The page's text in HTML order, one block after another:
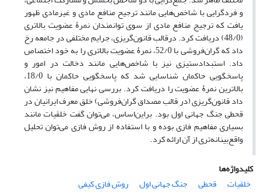
و فردگرایی با شاخص‌هایی مانند ترجیح منافع مادی و غیرمادی ظهور
یافت که ترجیح منافع مادی از سوی توانمندان نمرۀ عضویت بالاتری
(48/0) دریافت کرد. درقالب قانون‌گریزی، جرایم مختلفی در جامعه رخ
داد که گران‌فروشی با 52/0، نمرۀ عضویت بالاتری را به خود اختصاص
داد. استبدادستیزی نیز با شاخص‌هایی مانند دخالت در امور و
پاسخگویی حاکمان شناسایی شد که پاسخگویی حاکمان با 18/0،
بالاترین نمرۀ عضویت را دریافت کرد. بررسی نهایی مفاهیم نیز نشان
داد قانون‌گریزی (در قالب مصداق گران‌فروشی) خلق معرف ایرانیان در
قحطی جنگ جهانی اول بود. براین‌اساس، می‌توان گفت خلقیات مانند
بسیاری مفاهیم فازی بوده و با استفاده از روش فازی می‌توان تحلیل
واقع‌بینانه‌تری از آن ارائه کرد.
کلیدواژه‌ها
خلقیات
قحطی جنگ جهانی اول
روش فازی کیفی